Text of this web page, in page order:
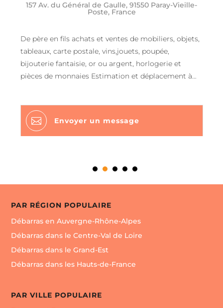
157 Av. du Général de Gaulle, 91550 Paray-Vieille-
Poste, France
De père en fils achats et ventes de mobiliers, objets,
tableaux, carte postale, vins,jouets, poupée,
bijouterie fantaisie, or ou argent, horlogerie et
pièces de monnaies Estimation et déplacement à
 Envoyer un message
PAR RÉGION POPULAIRE
Débarras en Auvergne-Rhône-Alpes
Débarras dans le Centre-Val de Loire
Débarras dans le Grand-Est
Débarras dans les Hauts-de-France
PAR VILLE POPULAIRE